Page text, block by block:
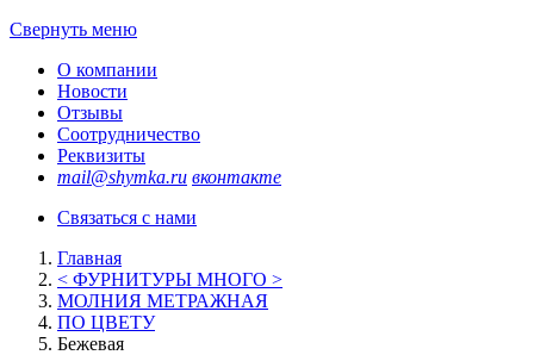
Свернуть меню
О компании
Новости
Отзывы
Соотрудничество
Реквизиты
mail@shymka.ru вконтакте
Связаться с нами
Главная
< ФУРНИТУРЫ МНОГО >
МОЛНИЯ МЕТРАЖНАЯ
ПО ЦВЕТУ
Бежевая